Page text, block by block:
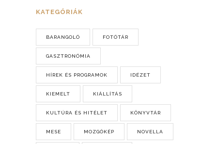
KATEGÓRIÁK
BARANGOLÓ FOTÓTÁR
GASZTRONÓMIA
HÍREK ÉS PROGRAMOK IDÉZET
KIEMELT KIÁLLÍTÁS
KULTÚRA ÉS HITÉLET KÖNYVTÁR
MESE MOZGÓKÉP NOVELLA